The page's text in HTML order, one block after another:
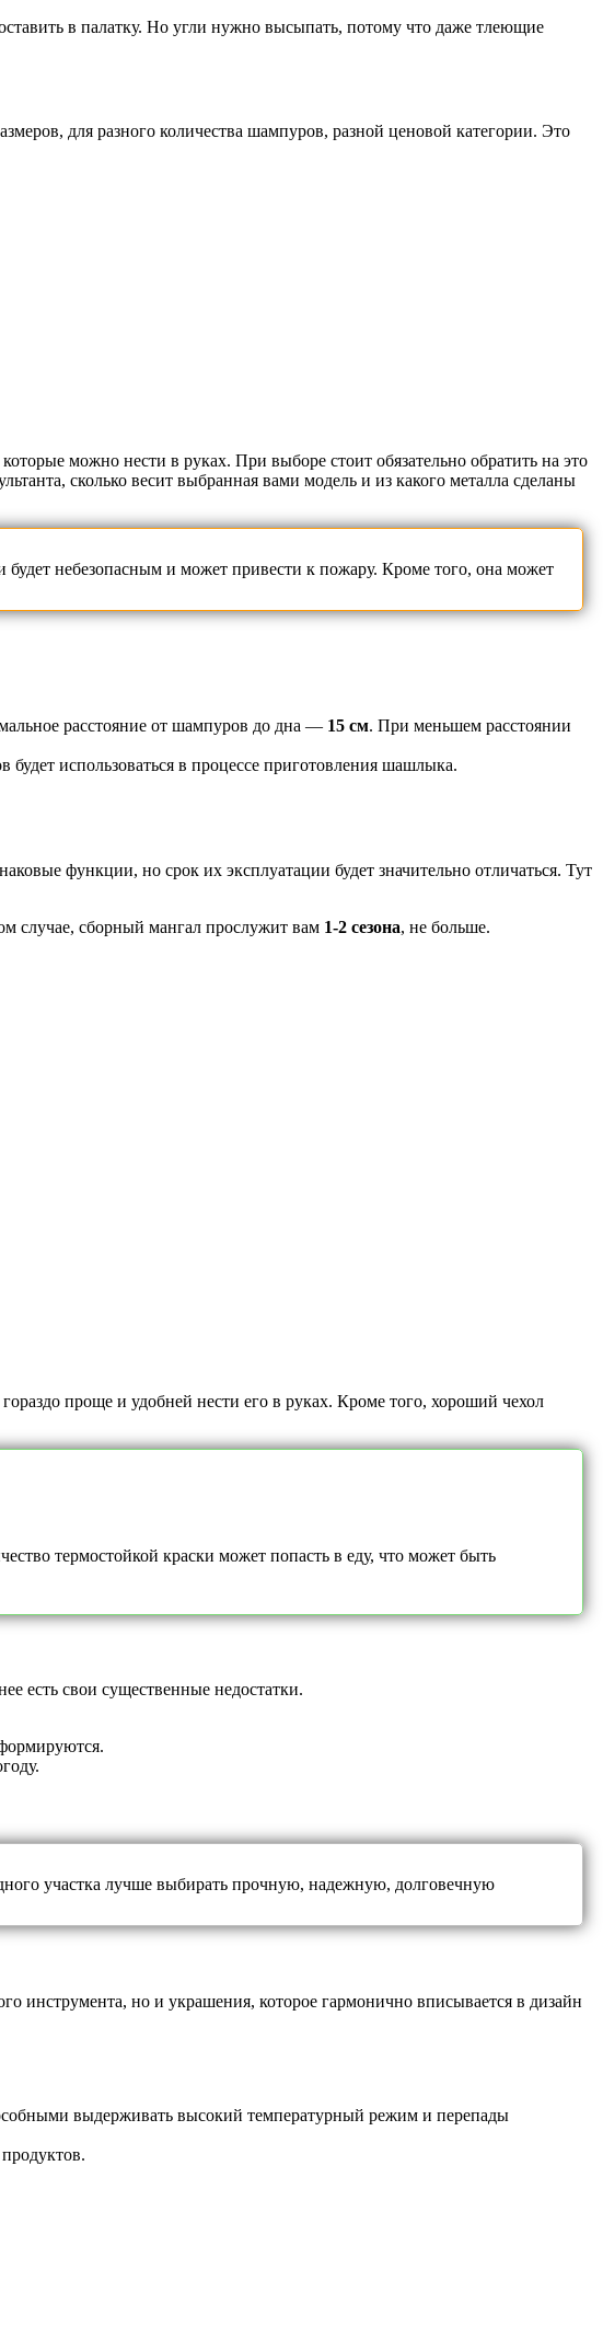
в палатку. Но угли нужно высыпать, потому что даже тлеющие
для разного количества шампуров, разной ценовой категории. Это
можно нести в руках. При выборе стоит обязательно обратить на это
сколько весит выбранная вами модель и из какого металла сделаны
небезопасным и может привести к пожару. Кроме того, она может
расстояние от шампуров до дна — 15 см. При меньшем расстоянии
использоваться в процессе приготовления шашлыка.
функции, но срок их эксплуатации будет значительно отличаться. Тут
случае, сборный мангал прослужит вам 1-2 сезона, не больше.
проще и удобней нести его в руках. Кроме того, хороший чехол
термостойкой краски может попасть в еду, что может быть
есть свои существенные недостатки.
участка лучше выбирать прочную, надежную, долговечную
инструмента, но и украшения, которое гармонично вписывается в дизайн
выдерживать высокий температурный режим и перепады